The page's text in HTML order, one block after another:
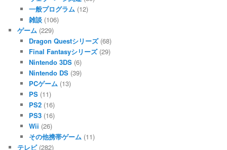
一般プログラム(12)
雑談(106)
ゲーム (229)
Dragon Questシリーズ(68)
Final Fantasyシリーズ(29)
Nintendo 3DS(6)
Nintendo DS(39)
PCゲーム(13)
PS(11)
PS2(16)
PS3(16)
Wii (26)
その他携帯ゲーム(11)
テレビ(282)